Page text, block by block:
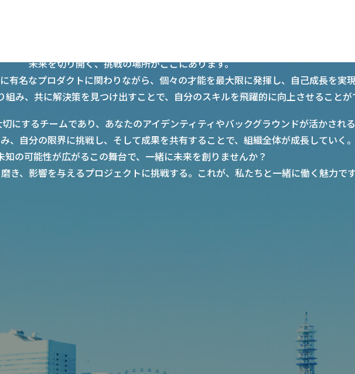
未来を切り開く、挑戦の場所がここにあります。
有名なプロダクトに関わりながら、個々の才能を最大限に発揮し、自己成長を実現
み、共に解決策を見つけ出すことで、自分のスキルを飛躍的に向上させることが
にするチームであり、あなたのアイデンティティやバックグラウンドが活かされる
、自分の限界に挑戦し、そして成果を共有することで、組織全体が成長していく。
知の可能性が広がるこの舞台で、一緒に未来を創りませんか？
き、影響を与えるプロジェクトに挑戦する。これが、私たちと一緒に働く魅力です